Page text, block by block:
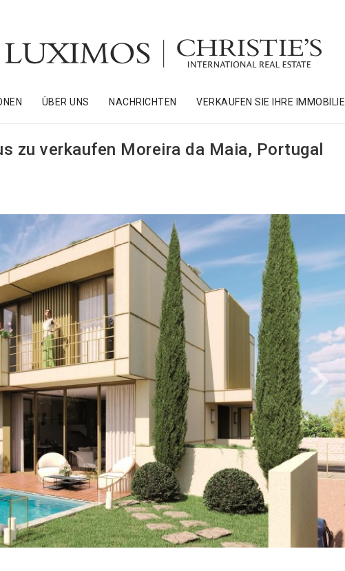
ÜBER UNS NACHRICHTEN VERKAUFEN SIE IHRE IMMOBILIE
zu verkaufen Moreira da Maia, Portugal